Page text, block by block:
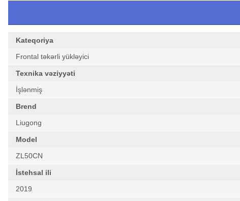
Kateqoriya
Frontal təkərli yükləyici
Texnika vəziyyəti
İşlənmiş
Brend
Liugong
Model
ZL50CN
İstehsal ili
2019